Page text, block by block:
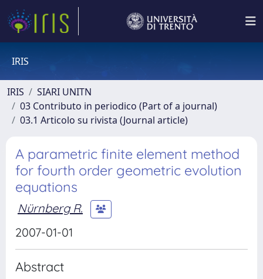
IRIS
IRIS
SIARI UNITN
03 Contributo in periodico (Part of a journal)
03.1 Articolo su rivista (Journal article)
A parametric finite element method
for fourth order geometric evolution
equations
Nürnberg R.
2007-01-01
Abstract